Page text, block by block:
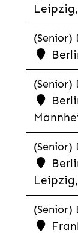
(Senior)
(Senior)
(Senior)
(Senior)